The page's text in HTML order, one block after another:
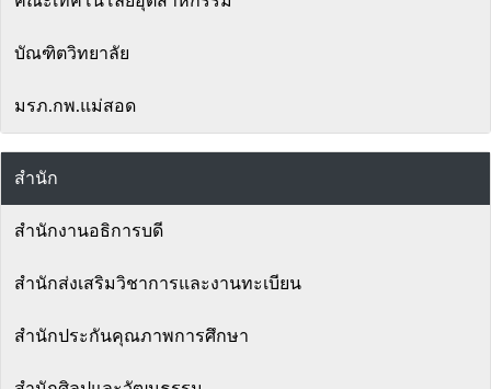
บัณฑิตวิทยาลัย
มรภ.กพ.แม่สอด
สำนัก
สำนักงานอธิการบดี
สำนักส่งเสริมวิชาการและงานทะเบียน
สำนักประกันคุณภาพการศึกษา